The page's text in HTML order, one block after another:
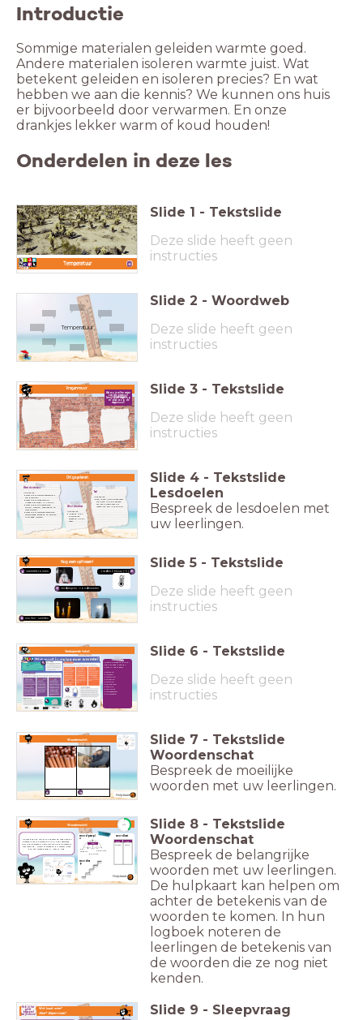
Introductie
Sommige materialen geleiden warmte goed.
Andere materialen isoleren warmte juist. Wat
betekent geleiden en isoleren precies? En wat
hebben we aan die kennis? We kunnen ons huis
er bijvoorbeeld door verwarmen. En onze
drankjes lekker warm of koud houden!
Onderdelen in deze les
Temperatuur
Slide 1 - Tekstslide
Deze slide heeft geen
instructies
Temperatuur
Slide 2 - Woordweb
Deze slide heeft geen
instructies
Vragenmuur
Wat zou je willen weten
over temperatuur?
Schrijf jouw vragen op
en plak ze op de
vragenmuur!
Slide 3 - Tekstslide
Deze slide heeft geen
instructies
Wereldoriëntatie
Na deze les:
weet ik dat warmte afkomstig is
van bronnen.
weet ik dat temperatuur
uitgedrukt wordt in Celcius.
weet ik dat alle materialen
stollen, smelten, verdampen en
condenseren.
weet ik dat sommige materialen
warmte goed geleiden en andere
juist goed isoleren.
Dit ga je leren
Woordenschat
Na deze les:
begrijp ik de
belangrijke
woorden uit de
tekst.
Taal
Slide 4 - Tekstslide
Lesdoelen
Bespreek de lesdoelen met
uw leerlingen.
Nog even opfrissen!
warmtebronnen Graden Celsius (°C)
stollen - smelten
verdampen - condenseren
Slide 5 - Tekstslide
Deze slide heeft geen
instructies
Verdiepende tekst
Arceer de woorden die je
nog niet goed begrijpt.
Arceer in ieder geval:
geleiden
isoleren
moleculen
stroming
straling
absorberen
vacuüm
oppervlak
teruggekaatst
thermoskan
Slide 6 - Tekstslide
Deze slide heeft geen
instructies
Woordenschat
Hulpkaart
Slide 7 - Tekstslide
Woordenschat
Bespreek de moeilijke
woorden met uw leerlingen.
Woordenschat
eten
het
ontbijt
olifant
Hulpkaart
woordparapl
u
woordtra
p
woordkast
5:00 Slide 8 - Tekstslide
Woordenschat
Bespreek de belangrijke
woorden met uw leerlingen.
De hulpkaart kan helpen om
achter de betekenis van de
woorden te komen. In hun
logboek noteren de
leerlingen de betekenis van
de woorden die ze nog niet
kenden.
Wat hoort waar?
Klaar? Slepen maar!
Heb jij het
goed
begrepen?
Test je kennis! Slide 9 - Sleepvraag